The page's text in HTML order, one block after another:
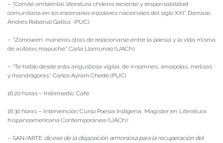
– “Comité ambiental: literatura chilena reciente y responsabilidad
comunitaria en los escenarios escolares nacionales del siglo XXI” Damaso
Andrés Rabanal Gatica (PUC).
– “Zomowen: maneras otras de relacionarse entre la poesía y la vida misma
de autoras mapuche” Carla Llamunao (UACh).
– “Te hablo desde esta angustiosa vigilia: de insomnes, amapolas, melisas
y mandrágoras.” Carlos Ayram Chede (PUC).
16:20 horas – Intermedio. Café.
16:30 horas – Intervención Curso Poesía Indígena, Magíster en Literatura
hispanoamericana Contemporánea (UACh):
– SAN/ARTE: dícese de la disposición armoniosa para la recuperación del